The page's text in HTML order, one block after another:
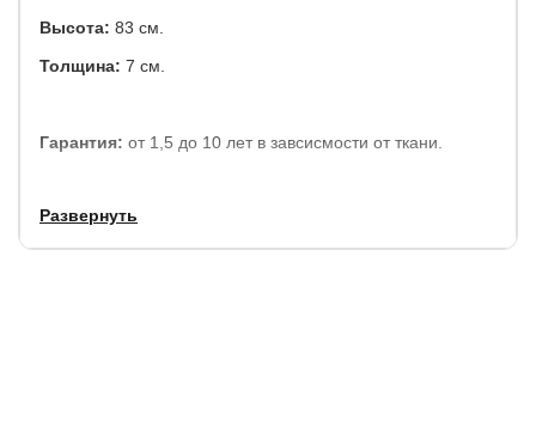
Высота: 83 см.
Толщина: 7 см.
Гарантия: от 1,5 до 10 лет в завсисмости от ткани.
Купить в 1 клик
Развернуть